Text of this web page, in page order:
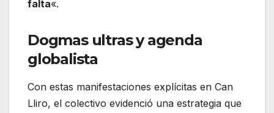
falta«.
Dogmas ultras y agenda
globalista
Con estas manifestaciones explícitas en Can
Lliro, el colectivo evidenció una estrategia que